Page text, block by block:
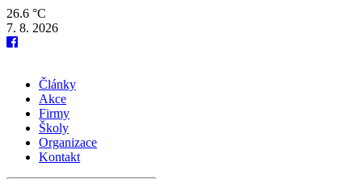
26.6 °C
7. 8. 2026
Články
Akce
Firmy
Školy
Organizace
Kontakt